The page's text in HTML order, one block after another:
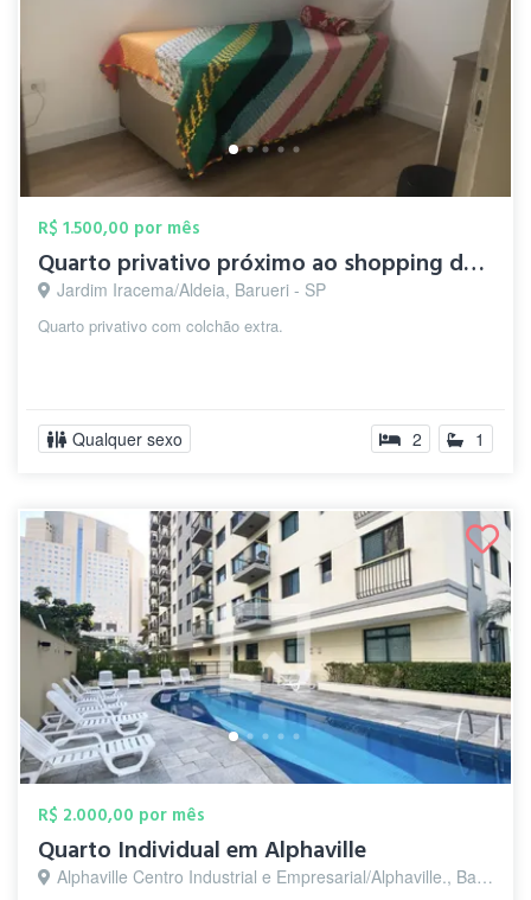
R$ 1.500,00 por mês
Quarto privativo próximo ao shopping de ...
Jardim Iracema/Aldeia, Barueri - SP
Quarto privativo com colchão extra.
Qualquer sexo 2 1
R$ 2.000,00 por mês
Quarto Individual em Alphaville
Alphaville Centro Industrial e Empresarial/Alphaville., Barueri - SP